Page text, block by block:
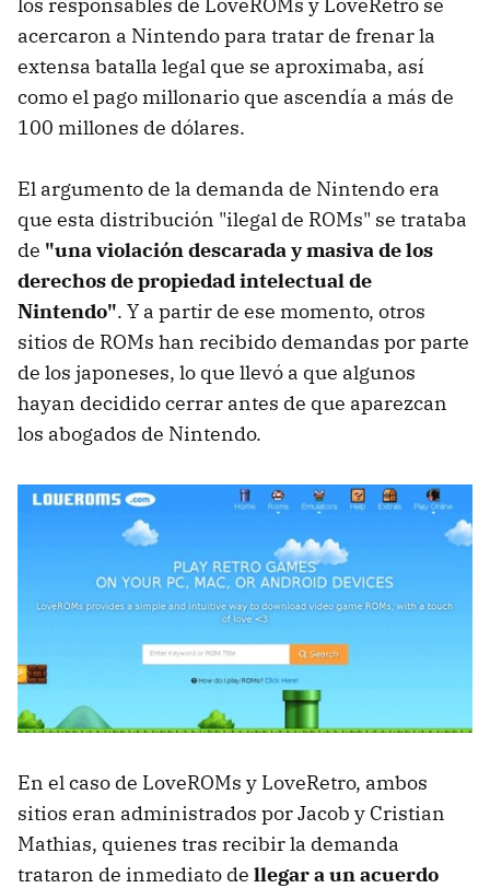
los responsables de LoveROMs y LoveRetro se
acercaron a Nintendo para tratar de frenar la
extensa batalla legal que se aproximaba, así
como el pago millonario que ascendía a más de
100 millones de dólares.
El argumento de la demanda de Nintendo era
que esta distribución "ilegal de ROMs" se trataba
de "una violación descarada y masiva de los
derechos de propiedad intelectual de
Nintendo". Y a partir de ese momento, otros
sitios de ROMs han recibido demandas por parte
de los japoneses, lo que llevó a que algunos
hayan decidido cerrar antes de que aparezcan
los abogados de Nintendo.
En el caso de LoveROMs y LoveRetro, ambos
sitios eran administrados por Jacob y Cristian
Mathias, quienes tras recibir la demanda
trataron de inmediato de llegar a un acuerdo